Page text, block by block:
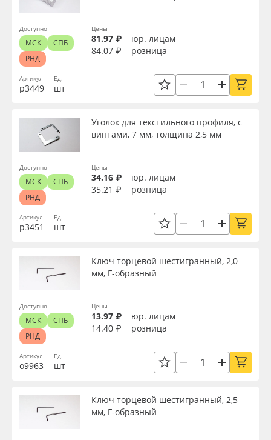
Артикул
р3449
Ед.
шт
Цены
81.97 ₽
юр. лицам
84.07 ₽
розница
Доступно
МСК
СПБ
РНД
Артикул
р3451
Уголок для текстильного профиля, с
винтами, 7 мм, толщина 2,5 мм
Ед.
шт
Цены
34.16 ₽
юр. лицам
35.21 ₽
розница
Доступно
МСК
СПБ
РНД
Артикул
о9963
Ключ торцевой шестигранный, 2,0
мм, Г-образный
Ед.
шт
Цены
13.97 ₽
юр. лицам
14.40 ₽
розница
Доступно
МСК
СПБ
РНД
Ключ торцевой шестигранный, 2,5
мм, Г-образный